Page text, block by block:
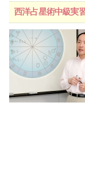
西洋占星術中級実